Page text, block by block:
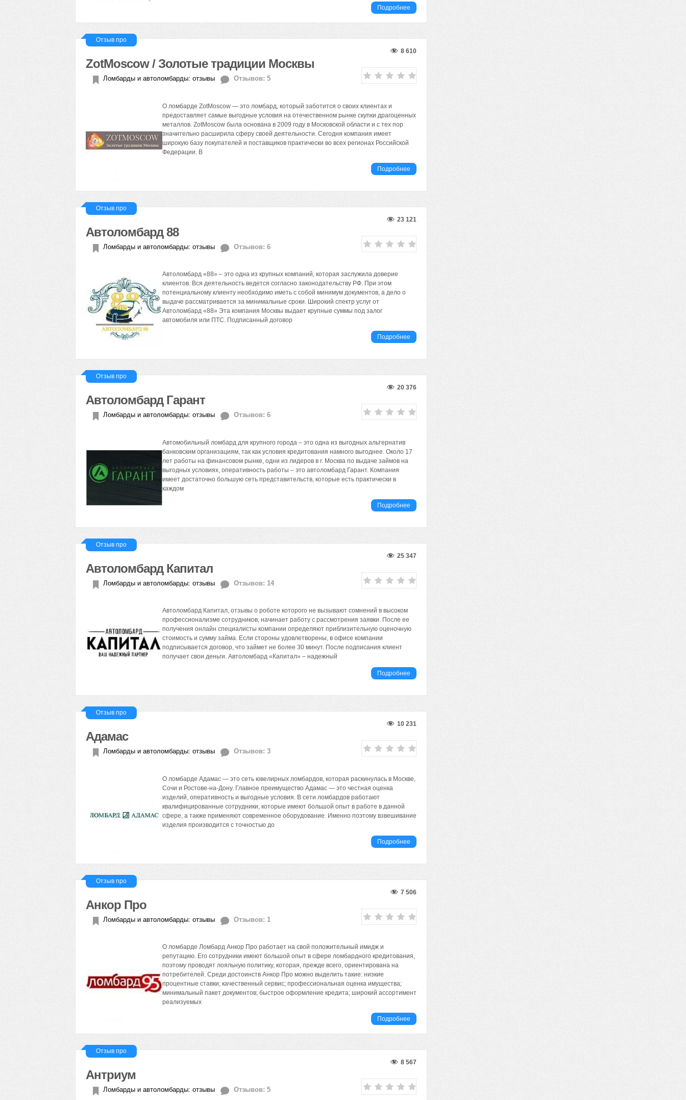
Подробнее
Отзыв про
8 610
ZotMoscow / Золотые традиции Москвы
Ломбарды и автоломбарды: отзывы Отзывов: 5
О ломбарде ZotMoscow — это ломбард, который заботится о своих клиентах и
предоставляет самые выгодные условия на отечественном рынке скупки драгоценных
металлов. ZotMoscow была основана в 2009 году в Московской области и с тех пор
значительно расширила сферу своей деятельности. Сегодня компания имеет
широкую базу покупателей и поставщиков практически во всех регионах Российской
Федерации. В
Подробнее
Отзыв про
23 121
Автоломбард 88
Ломбарды и автоломбарды: отзывы Отзывов: 6
Автоломбард «88» – это одна из крупных компаний, которая заслужила доверие
клиентов. Вся деятельность ведется согласно законодательству РФ. При этом
потенциальному клиенту необходимо иметь с собой минимум документов, а дело о
выдаче рассматривается за минимальные сроки. Широкий спектр услуг от
Автоломбард «88» Эта компания Москвы выдает крупные суммы под залог
автомобиля или ПТС. Подписанный договор
Подробнее
Отзыв про
20 376
Автоломбард Гарант
Ломбарды и автоломбарды: отзывы Отзывов: 6
Автомобильный ломбард для крупного города – это одна из выгодных альтернатив
банковским организациям, так как условия кредитования намного выгоднее. Около 17
лет работы на финансовом рынке, одни из лидеров в г. Москва по выдаче займов на
выгодных условиях, оперативность работы – это автоломбард Гарант. Компания
имеет достаточно большую сеть представительств, которые есть практически в
каждом
Подробнее
Отзыв про
25 347
Автоломбард Капитал
Ломбарды и автоломбарды: отзывы Отзывов: 14
Автоломбард Капитал, отзывы о роботе которого не вызывают сомнений в высоком
профессионализме сотрудников, начинает работу с рассмотрения заявки. После ее
получения онлайн специалисты компании определяют приблизительную оценочную
стоимость и сумму займа. Если стороны удовлетворены, в офисе компании
подписывается договор, что займет не более 30 минут. После подписания клиент
получает свои деньги. Автоломбард «Капитал» – надежный
Подробнее
Отзыв про
10 231
Адамас
Ломбарды и автоломбарды: отзывы Отзывов: 3
О ломбарде Адамас — это сеть ювелирных ломбардов, которая раскинулась в Москве,
Сочи и Ростове-на-Дону. Главное преимущество Адамас — это честная оценка
изделий, оперативность и выгодные условия. В сети ломбардов работают
квалифицированные сотрудники, которые имеют большой опыт в работе в данной
сфере, а также применяют современное оборудование. Именно поэтому взвешивание
изделия производится с точностью до
Подробнее
Отзыв про
7 506
Анкор Про
Ломбарды и автоломбарды: отзывы Отзывов: 1
О ломбарде Ломбард Анкор Про работает на свой положительный имидж и
репутацию. Его сотрудники имеют большой опыт в сфере ломбардного кредитования,
поэтому проводят лояльную политику, которая, прежде всего, ориентирована на
потребителей. Среди достоинств Анкор Про можно выделить такие: низкие
процентные ставки; качественный сервис; профессиональная оценка имущества;
минимальный пакет документов; быстрое оформление кредита; широкий ассортимент
реализуемых
Подробнее
Отзыв про
8 567
Антриум
Ломбарды и автоломбарды: отзывы Отзывов: 5